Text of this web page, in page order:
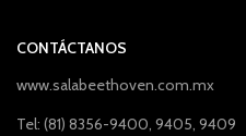
CONTÁCTANOS
www.salabeethoven.com.mx
Tel: (81) 8356-9400, 9405, 9409